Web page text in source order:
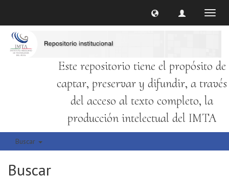
Este repositorio tiene el propósito de
captar, preservar y difundir, a través
del acceso al texto completo, la
producción intelectual del IMTA
Buscar
Buscar